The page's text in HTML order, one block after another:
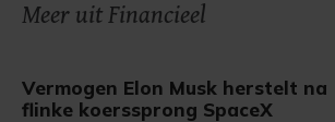
Meer uit Financieel
Vermogen Elon Musk herstelt na
flinke koerssprong SpaceX